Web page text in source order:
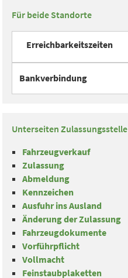
Für beide Standorte
Erreichbarkeitszeiten
Bankverbindung
Unterseiten Zulassungsstelle
Fahrzeugverkauf
Zulassung
Abmeldung
Kennzeichen
Ausfuhr ins Ausland
Änderung der Zulassung
Fahrzeugdokumente
Vorführpflicht
Vollmacht
Feinstaubplaketten